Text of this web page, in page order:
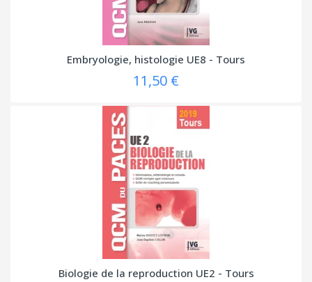
Embryologie, histologie UE8 - Tours
11,50 €
Biologie de la reproduction UE2 - Tours